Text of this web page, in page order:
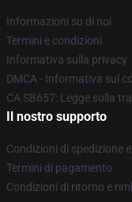
Informazioni su di noi
Termini e condizioni
Informativa sulla privacy
DMCA - Informativa sul
CA SB657: Legge sulla
Il nostro supporto
Condizioni di spedizione
Termini di pagamento
Condizioni di ritorno e